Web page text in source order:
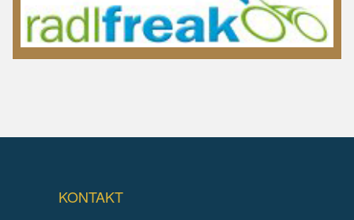
KONTAKT